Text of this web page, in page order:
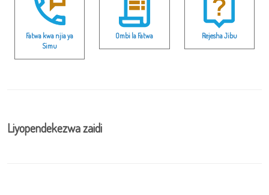
Fatwa kwa njia ya
Simu
Ombi la Fatwa Rejesha Jibu
Liyopendekezwa zaidi